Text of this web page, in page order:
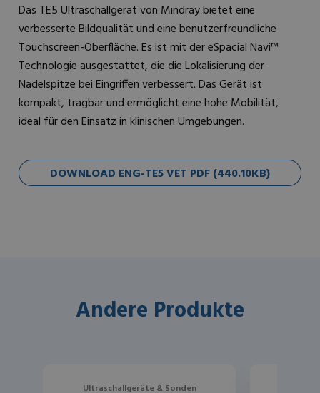
Das TE5 Ultraschallgerät von Mindray bietet eine
verbesserte Bildqualität und eine benutzerfreundliche
Touchscreen-Oberfläche. Es ist mit der eSpacial Navi™
Technologie ausgestattet, die die Lokalisierung der
Nadelspitze bei Eingriffen verbessert. Das Gerät ist
kompakt, tragbar und ermöglicht eine hohe Mobilität,
ideal für den Einsatz in klinischen Umgebungen.
DOWNLOAD ENG-TE5 VET PDF (440.10KB)
Andere Produkte
Ultraschallgeräte & Sonden